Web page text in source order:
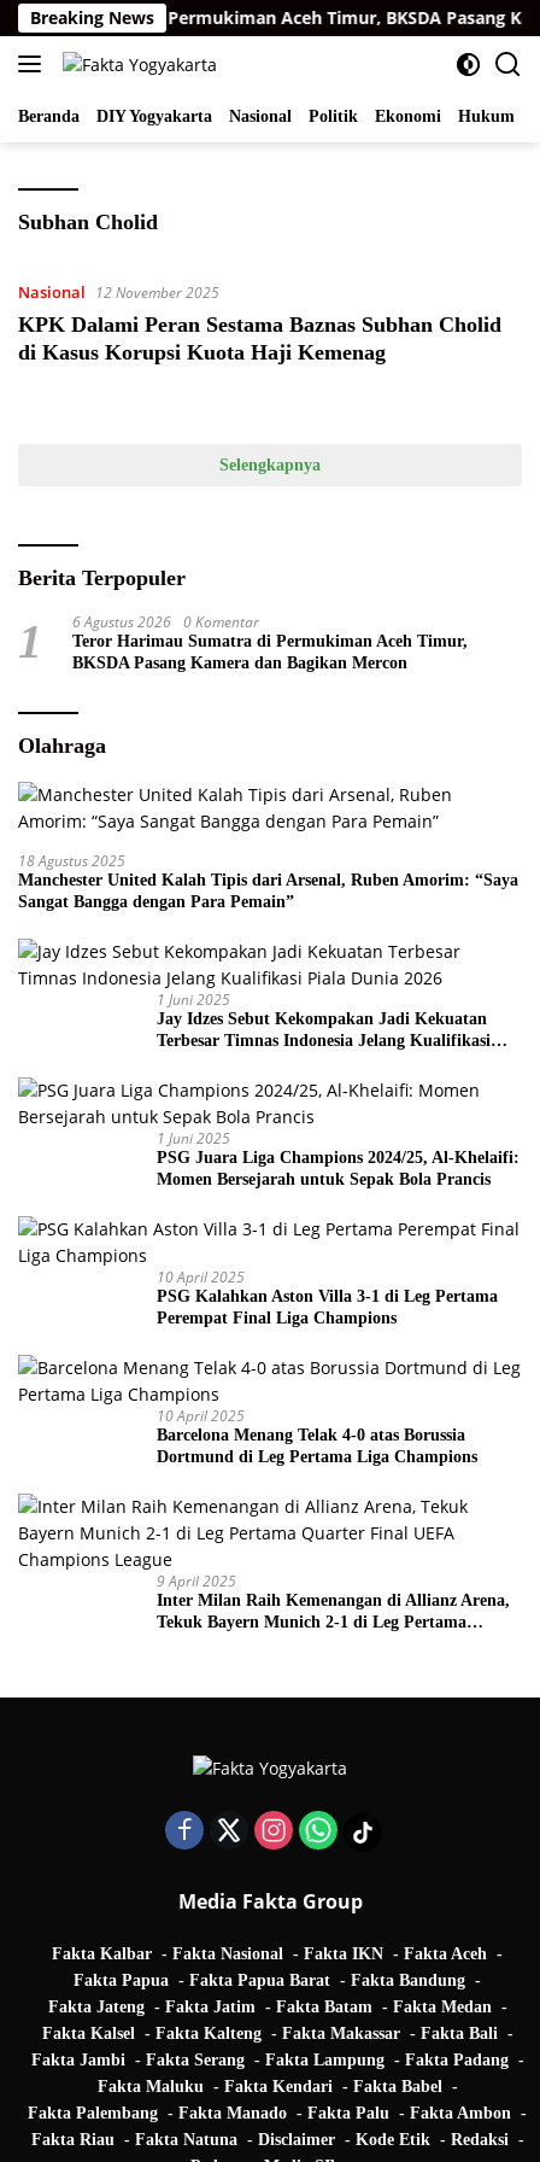
Langsung
ke
konten
Breaking News
Sumatra di Permukiman Aceh Timur, BKSDA Pasang
Beranda DIY Yogyakarta Nasional Politik Ekonomi Hukum
Subhan Cholid
Nasional 12 November 2025
KPK Dalami Peran Sestama Baznas Subhan Cholid
di Kasus Korupsi Kuota Haji Kemenag
Selengkapnya
Berita Terpopuler
1 6 Agustus 2026 0 Komentar
Teror Harimau Sumatra di Permukiman Aceh Timur,
BKSDA Pasang Kamera dan Bagikan Mercon
Olahraga
18 Agustus 2025
Manchester United Kalah Tipis dari Arsenal, Ruben Amorim: “Saya
Sangat Bangga dengan Para Pemain”
1 Juni 2025
Jay Idzes Sebut Kekompakan Jadi Kekuatan
Terbesar Timnas Indonesia Jelang Kualifikasi
1 Juni 2025
PSG Juara Liga Champions 2024/25, Al-Khelaifi:
Momen Bersejarah untuk Sepak Bola Prancis
10 April 2025
PSG Kalahkan Aston Villa 3-1 di Leg Pertama
Perempat Final Liga Champions
10 April 2025
Barcelona Menang Telak 4-0 atas Borussia
Dortmund di Leg Pertama Liga Champions
9 April 2025
Inter Milan Raih Kemenangan di Allianz Arena,
Tekuk Bayern Munich 2-1 di Leg Pertama
Media Fakta Group
Fakta Kalbar Fakta Nasional Fakta IKN
Fakta Aceh
Fakta Papua
Fakta Papua Barat
Fakta Bandung
Fakta Jateng
Fakta Jatim Fakta Batam
Fakta Medan
Fakta Kalsel
Fakta Kalteng Fakta Makassar
Fakta Bali
Fakta Jambi
Fakta Serang Fakta Lampung
Fakta Padang
Fakta Maluku
Fakta Kendari
Fakta Babel
Fakta Palembang
Fakta Manado Fakta Palu
Fakta Ambon
Fakta Riau
Fakta Natuna Disclaimer Kode Etik
Redaksi